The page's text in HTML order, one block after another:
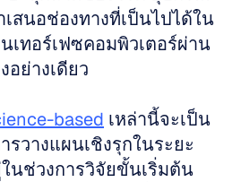
เสนอช่องทางที่เป็นไปได้ใน
ทอร์เฟซคอมพิวเตอร์ผ่าน
อย่างเดียว
based เหล่านี้จะเป็น
วางแผนเชิงรุกในระยะ
นช่วงการวิจัยขั้นเริ่มต้น